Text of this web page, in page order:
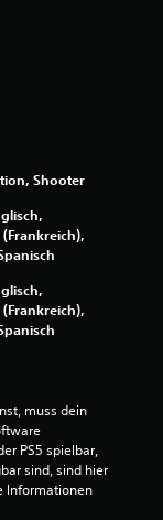
t
u
g
Shooter
(Frankreich),
(Frankreich),
muss dein
PS5 spielbar,
sind, sind hier
Informationen